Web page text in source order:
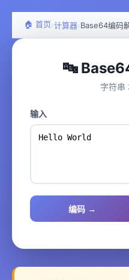
🏠 首页›计算器›Base64编码
🔤
字符
输入
编码 →